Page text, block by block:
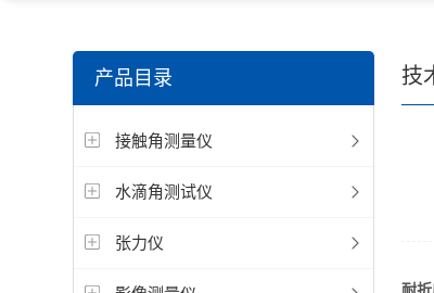
产品目录
接触角测量仪
水滴角测试仪
张力仪
技